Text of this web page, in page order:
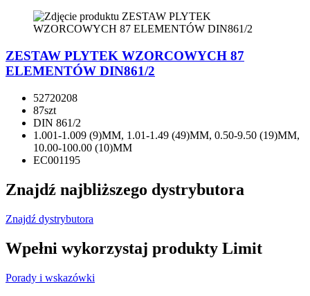
ZESTAW PLYTEK WZORCOWYCH 87
ELEMENTÓW DIN861/2
52720208
87szt
DIN 861/2
1.001-1.009 (9)MM, 1.01-1.49 (49)MM, 0.50-9.50 (19)MM,
10.00-100.00 (10)MM
EC001195
Znajdź najbliższego dystrybutora
Znajdź dystrybutora
Wpełni wykorzystaj produkty Limit
Porady i wskazówki